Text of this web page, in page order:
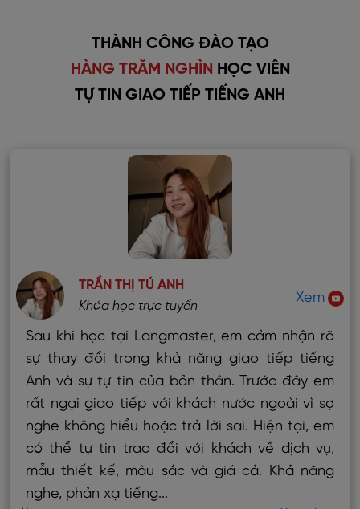
THÀNH CÔNG ĐÀO TẠO
HÀNG TRĂM NGHÌN HỌC VIÊN
TỰ TIN GIAO TIẾP TIẾNG ANH
TRẦN THỊ TÚ ANH
Khóa học trực tuyến
Xem
Sau khi học tại Langmaster, em cảm nhận rõ
sự thay đổi trong khả năng giao tiếp tiếng
Anh và sự tự tin của bản thân. Trước đây em
rất ngại giao tiếp với khách nước ngoài vì sợ
nghe không hiểu hoặc trả lời sai. Hiện tại, em
có thể tự tin trao đổi với khách về dịch vụ,
mẫu thiết kế, màu sắc và giá cả. Khả năng
nghe, phản xạ tiếng...